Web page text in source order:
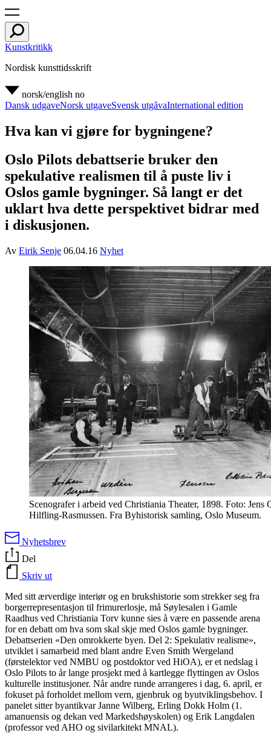
Kunstkritikk
Nordisk kunsttidsskrift
norsk/english no
Dansk udgaveNorsk utgaveSvensk utgåvaInternational edition
Hva kan vi gjøre for bygningene?
Oslo Pilots debattserie bruker den
spekulative realismen til å puste liv i
Oslos gamle bygninger. Så langt er det
uklart hva dette perspektivet bidrar med
i diskusjonen.
Av Eirik Senje 06.04.16 Nyhet
Scenografer i arbeid ved Christiania Theater, 1898. Foto: Jens
Hilfling-Rasmussen. Fra Byhistorisk samling, Oslo Museum.
Nyhetsbrev
Del
Skriv ut
Med sitt ærverdige interiør og en brukshistorie som strekker seg fra
borgerrepresentasjon til frimurerlosje, må Søylesalen i Gamle
Raadhus ved Christiania Torv kunne sies å være en passende arena
for en debatt om hva som skal skje med Oslos gamle bygninger.
Debattserien «Den omrokkerte byen. Del 2: Spekulativ realisme»,
utviklet i samarbeid med blant andre Even Smith Wergeland
(førstelektor ved NMBU og postdoktor ved HiOA), er et nedslag i
Oslo Pilots to år lange prosjekt med å kartlegge flyttingen av Oslos
kulturelle institusjoner. Når andre runde arrangeres i dag, 6. april, er
fokuset på forholdet mellom vern, gjenbruk og byutviklingsbehov. I
panelet sitter byantikvar Janne Wilberg, Erling Dokk Holm (1.
amanuensis og dekan ved Markedshøyskolen) og Erik Langdalen
(professor ved AHO og sivilarkitekt MNAL).